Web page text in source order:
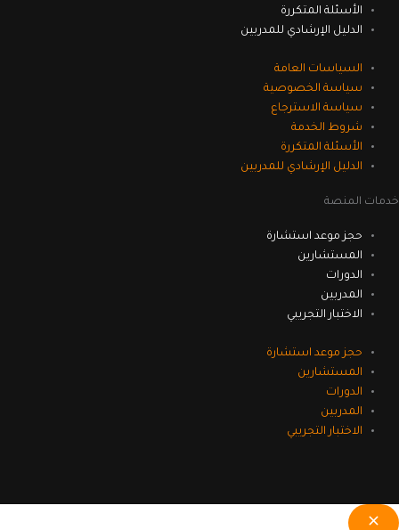
الأسئلة المتكررة
الدليل الإرشادي للمدربين
السياسات العامة
سياسة الخصوصية
سياسة الاسترجاع
شروط الخدمة
الأسئلة المتكررة
الدليل الإرشادي للمدربين
المنصة
حجز موعد استشارة
المستشارين
الدورات
المدربين
الاختبار التجريبي
حجز موعد استشارة
المستشارين
الدورات
المدربين
الاختبار التجريبي